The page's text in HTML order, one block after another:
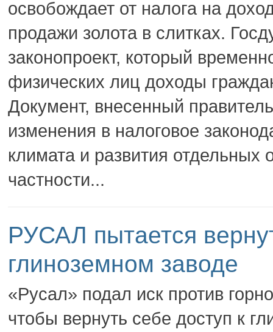
освобождает от налога на
продажи золота в слитках.
законопроект, который
физических лиц доходы
Документ, внесенный
изменения в налоговое
климата и развития
частности...
РУСАЛ пытается
глиноземном заводе
«Русал» подал иск против
чтобы вернуть себе доступ к